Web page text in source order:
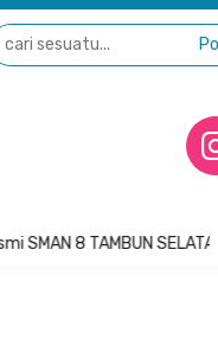
8 TAMBUN SELATAN